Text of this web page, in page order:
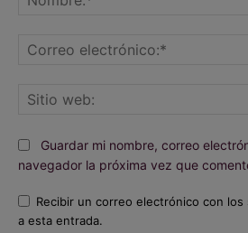
Guardar mi nombre, correo
navegador la próxima vez que
Recibir un correo electrónico con
a esta entrada.